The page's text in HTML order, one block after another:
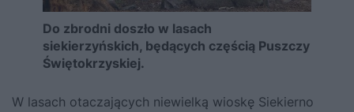
Do zbrodni doszło w lasach
siekierzyńskich, będących częścią Puszczy
Świętokrzyskiej.
W lasach otaczających niewielką wioskę Siekierno